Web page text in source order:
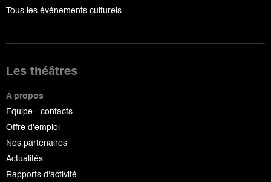
Tous les événements culturels
Les théâtres
A propos
Equipe - contacts
Offre d'emploi
Nos partenaires
Actualités
Rapports d'activité